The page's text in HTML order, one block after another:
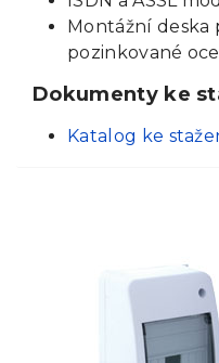
Montážní deska
pozinkované
Dokumenty ke
Katalog ke